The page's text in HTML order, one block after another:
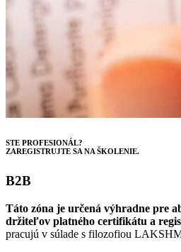
STE PROFESIONÁL?
ZAREGISTRUJTE SA NA ŠKOLENIE.
B2B
Táto zóna je určená výhradne pre
držiteľov platného certifikátu a
pracujú v súlade s filozofiou